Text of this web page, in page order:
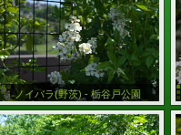
ノイバラ(野茨) - 栃谷戸公園